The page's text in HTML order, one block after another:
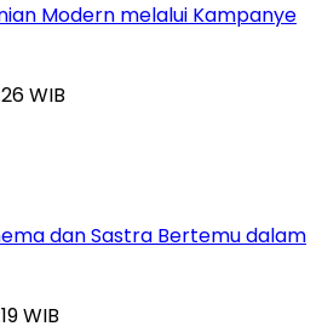
Modern melalui Kampanye
WIB
dan Sastra Bertemu dalam
WIB